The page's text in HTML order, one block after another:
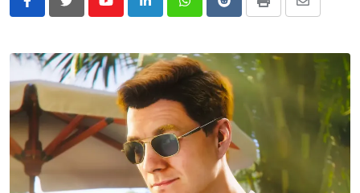
YoutubeLinkedInWhatsappRedditPrint
Share
Email